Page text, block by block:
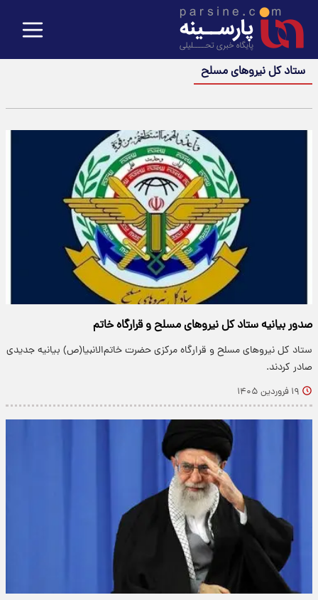
ستاد کل نیروهای مسلح
صدور بیانیه ستاد کل نیروهای مسلح و قرارگاه خاتم
ستاد کل نیروهای مسلح و قرارگاه مرکزی حضرت خاتم‌الانبیا(ص) بیانیه جدیدی
صادر کردند.
۱۹ فروردین ۱۴۰۵